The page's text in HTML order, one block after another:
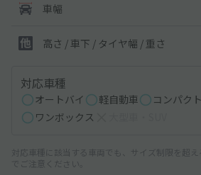
車幅
高さ / 車下 / タイヤ幅 / 重さ
対応車種
オートバイ 軽自動車 コンパク
ワンボックス
対応車種に該当する車両でも、サイズ制限を超
でご注意ください。